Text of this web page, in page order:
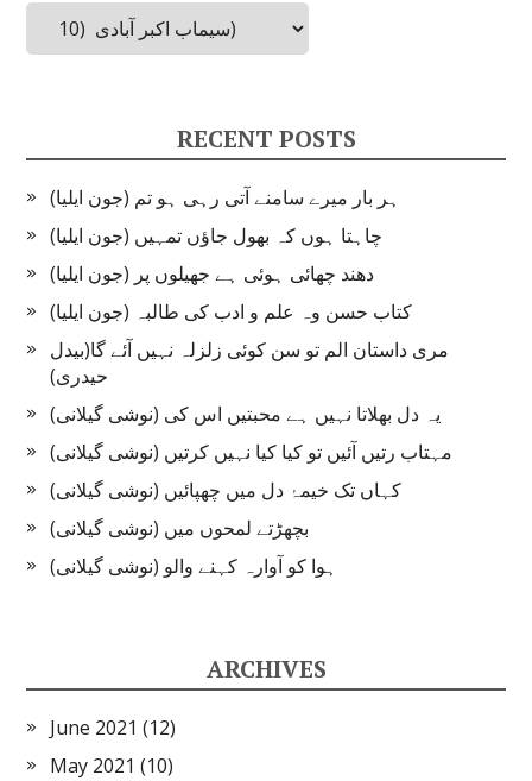
Categories
RECENT POSTS
ہر بار میرے سامنے آتی رہی ہو تم (جون ایلیا)
چاہتا ہوں کہ بھول جاؤں تمہیں (جون ایلیا)
دھند چھائی ہوئی ہے جھیلوں پر (جون ایلیا)
کتاب حسن وہ علم و ادب کی طالبہ (جون ایلیا)
مری داستان الم تو سن کوئی زلزلہ نہیں آئے گا(بیدل
حیدری)
یہ دل بھلاتا نہیں ہے محبتیں اس کی (نوشی گیلانی)
مہتاب رتیں آئیں تو کیا کیا نہیں کرتیں (نوشی گیلانی)
کہاں تک خیمۂ دل میں چھپائیں (نوشی گیلانی)
بچھڑتے لمحوں میں (نوشی گیلانی)
ہوا کو آوارہ کہنے والو (نوشی گیلانی)
ARCHIVES
June 2021 (12)
May 2021 (10)